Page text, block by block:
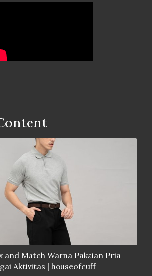
and Match Warna Pakaian Pria
Aktivitas | houseofcuff